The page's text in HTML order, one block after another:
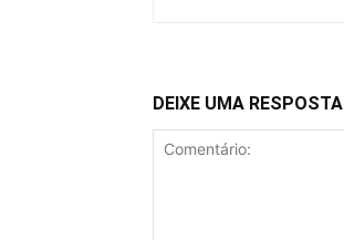
DEIXE UMA RESPOSTA